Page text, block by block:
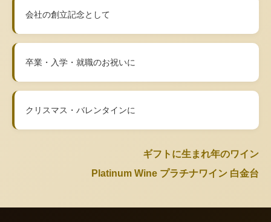
会社の創立記念として
卒業・入学・就職のお祝いに
クリスマス・バレンタインに
ギフトに生まれ年のワイン
Platinum Wine プラチナワイン 白金台